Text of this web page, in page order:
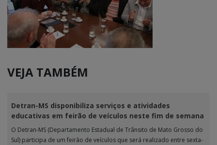
VEJA TAMBÉM
Detran-MS disponibiliza serviços e atividades
educativas em feirão de veículos neste fim de semana
O Detran-MS (Departamento Estadual de Trânsito de Mato Grosso do
Sul) participa de um feirão de veículos que será realizado entre sexta-